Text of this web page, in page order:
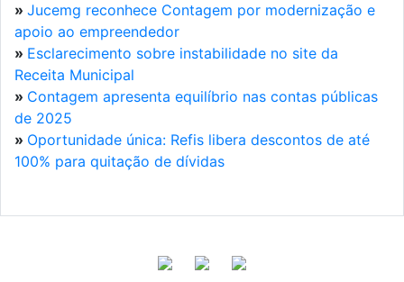
» Jucemg reconhece Contagem por modernização e
apoio ao empreendedor
» Esclarecimento sobre instabilidade no site da
Receita Municipal
» Contagem apresenta equilíbrio nas contas públicas
de 2025
» Oportunidade única: Refis libera descontos de até
100% para quitação de dívidas